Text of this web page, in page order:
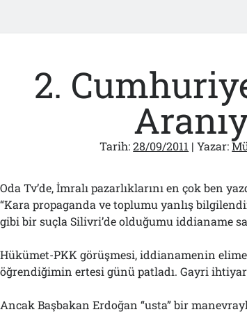
2.
Tarih:28/09/2011 | Yazar:
Oda Tv’de, İmralı pazarlıklarını en çok ben
“Kara propaganda ve toplumu yanlış
gibi bir suçla Silivri’de olduğumu iddianame
Hükümet-PKK görüşmesi, iddianamenin elime
öğrendiğimin ertesi günü patladı. Gayri ihtiyari
Ancak Başbakan Erdoğan “usta” bir